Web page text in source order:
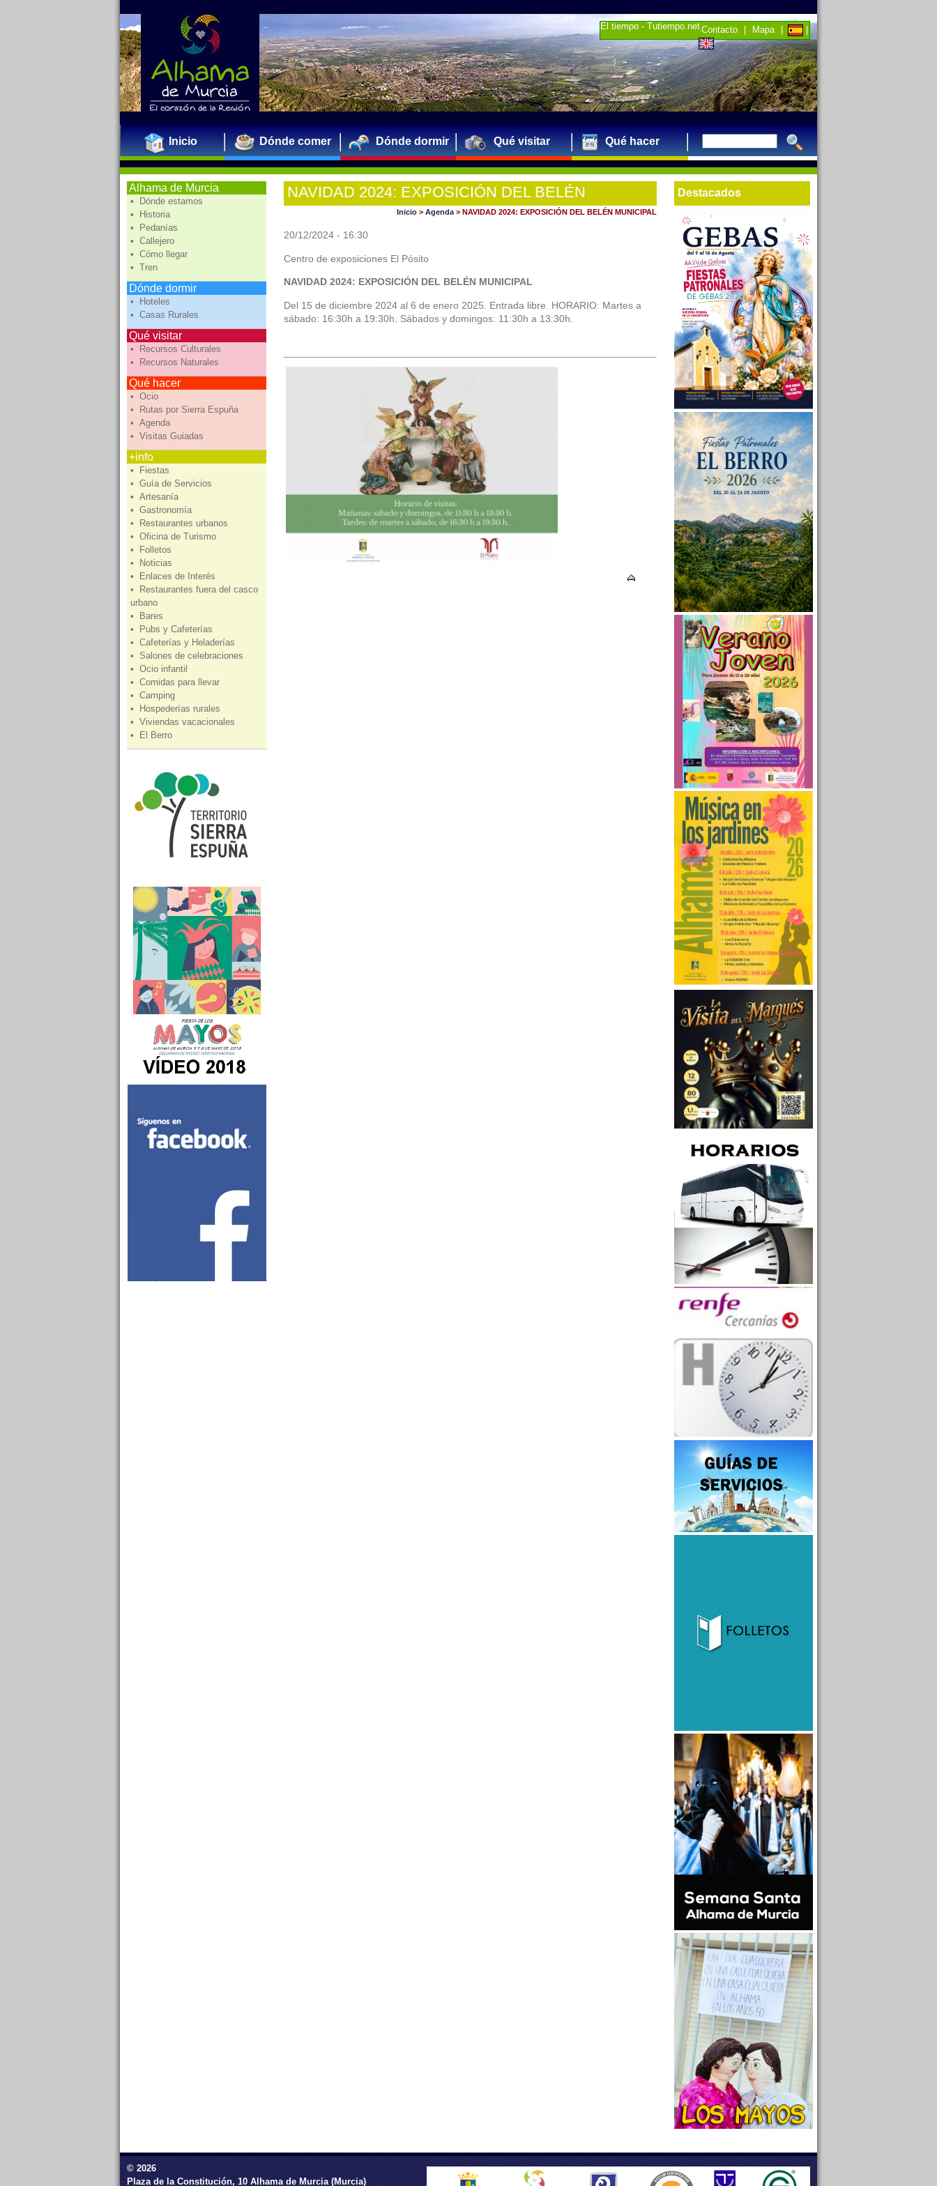
El tiempo - Tutiempo.netContacto Mapa
Inicio Dónde comer Dónde dormir Qué visitar Qué hacer
Alhama de Murcia
• Dónde estamos
• Historia
• Pedanías
• Callejero
• Cómo llegar
• Tren
Dónde dormir
• Hoteles
• Casas Rurales
Qué visitar
• Recursos Culturales
• Recursos Naturales
Qué hacer
• Ocio
• Rutas por Sierra Espuña
• Agenda
• Visitas Guiadas
+info
• Fiestas
• Guía de Servicios
• Artesanía
• Gastronomía
• Restaurantes urbanos
• Oficina de Turismo
• Folletos
• Noticias
• Enlaces de Interés
• Restaurantes fuera del casco
urbano
• Bares
• Pubs y Cafeterías
• Cafeterías y Heladerías
• Salones de celebraciones
• Ocio infantil
• Comidas para llevar
• Camping
• Hospederías rurales
• Viviendas vacacionales
• El Berro
Destacados
NAVIDAD 2024: EXPOSICIÓN DEL BELÉN
Inicio > Agenda > NAVIDAD 2024: EXPOSICIÓN DEL BELÉN MUNICIPAL
20/12/2024 - 16:30
Centro de exposiciones El Pósito
NAVIDAD 2024: EXPOSICIÓN DEL BELÉN MUNICIPAL
Del 15 de diciembre 2024 al 6 de enero 2025. Entrada libre. HORARIO: Martes a
sábado: 16:30h a 19:30h. Sábados y domingos: 11:30h a 13:30h.
© 2026
Plaza de la Constitución, 10 Alhama de Murcia (Murcia)